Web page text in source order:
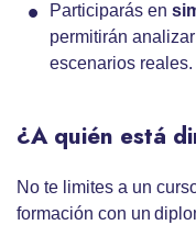
Participarás en
permitirán
escenarios reales.
¿A quién está
No te limites a un
formación con un